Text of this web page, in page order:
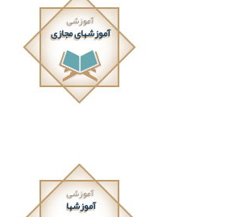
آموزشی
آموزشهای مجازی
آموزشی
آموزشها